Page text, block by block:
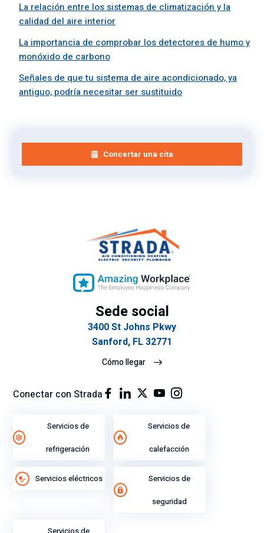
La relación entre los sistemas de climatización y la
calidad del aire interior
La importancia de comprobar los detectores de humo y
monóxido de carbono
Señales de que tu sistema de aire acondicionado, ya
antiguo, podría necesitar ser sustituido
Concertar una cita
Sede social
3400 St Johns Pkwy
Sanford, FL 32771
Cómo llegar
Conectar con Strada
Servicios de
refrigeración
Servicios de
calefacción
Servicios eléctricos Servicios de
seguridad